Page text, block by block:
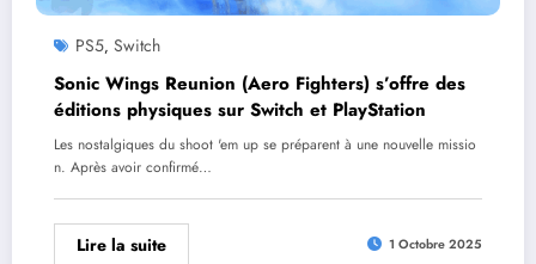
PS5, Switch
Sonic Wings Reunion (Aero Fighters) s’offre des
éditions physiques sur Switch et PlayStation
Les nostalgiques du shoot 'em up se préparent à une nouvelle missio
n. Après avoir confirmé…
Lire la suite 1 Octobre 2025